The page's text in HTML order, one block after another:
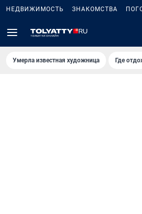
НЕДВИЖИМОСТЬ ЗНАКОМСТВА
Умерла известная художница Где